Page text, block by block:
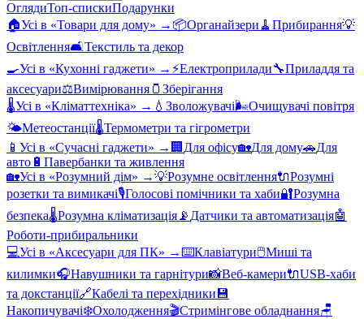
ОглядиТоп-спискиПодарунки
🏠Усі в «Товари для дому» → 📦Органайзери 🧹 Прибирання💡
Освітлення🛋️Текстиль та декор
🍳Усі в «Кухонні гаджети» → ⚡Електроприлади🔧Приладдя та
аксесуари⚖️Вимірювання 🫙 Зберігання
🌡️Усі в «Кліматтехніка» → 💧 Зволожувачі🌬️Очищувачі повітря
🌤️Метеостанції🌡️Термометри та гігрометри
📱 Усі в «Сучасні гаджети» → 🏢 Для офісу🏡Для дому🚗Для
авто 🔋 Павербанки та живлення
🏡Усі в «Розумний дім» →💡Розумне освітлення🔌Розумні
розетки та вимикачі🎙️Голосові помічники та хаби🔐Розумна
безпека🌡️Розумна кліматизація 📡 Датчики та автоматизація🤖
Роботи-прибиральники
💻Усі в «Аксесуари для ПК» →⌨️Клавіатури🖱️Миші та
килимки🎧Навушники та гарнітури📸Веб-камери🔌USB-хаби
та докстанції🔗Кабелі та перехідники 💾
Накопичувачі❄️Охолодження🎬Стримінгове обладнання🪑